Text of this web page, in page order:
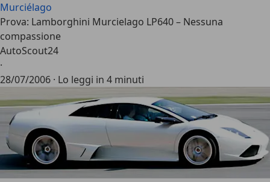
Murciélago
Prova: Lamborghini Murcielago LP640 – Nessuna
compassione
AutoScout24
·
28/07/2006 · Lo leggi in 4 minuti